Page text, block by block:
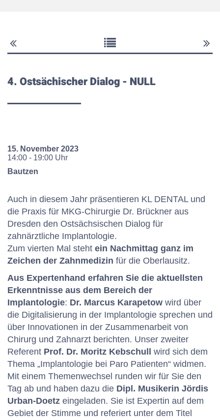
4. Ostsächischer Dialog- NULL
15. November 2023
14:00 - 19:00 Uhr
Bautzen
Auch in diesem Jahr präsentieren KL DENTAL und
die Praxis für MKG-Chirurgie Dr. Brückner aus
Dresden den Ostsächsischen Dialog für
zahnärztliche Implantologie.
Zum vierten Mal steht ein Nachmittag ganz im
Zeichen der Zahnmedizin für die Oberlausitz.
Aus Expertenhand erfahren Sie die aktuellsten
Erkenntnisse aus dem Bereich der
Implantologie: Dr. Marcus Karapetow wird über
die Digitalisierung in der Implantologie sprechen und
über Innovationen in der Zusammenarbeit von
Chirurg und Zahnarzt berichten. Unser zweiter
Referent Prof. Dr. Moritz Kebschull
wird sich dem
Thema „Implantologie bei Paro Patienten“ widmen.
Mit einem Themenwechsel runden wir für Sie den
Tag ab und haben dazu die Dipl. Musikerin Jördis
Urban-Doetz eingeladen. Sie ist Expertin auf dem
Gebiet der Stimme und referiert unter dem Titel